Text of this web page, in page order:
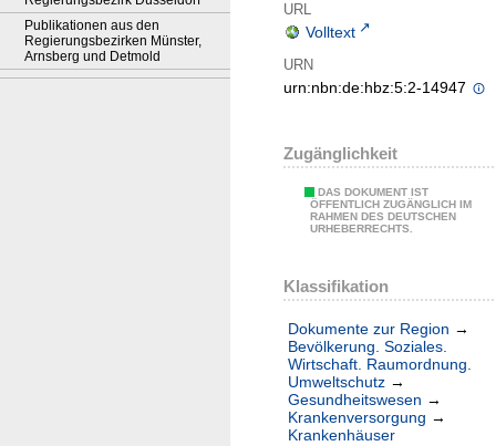
Publikationen aus den
Regierungsbezirken Münster,
Arnsberg und Detmold
URL
Volltext
URN
urn:nbn:de:hbz:5:2-14947
Zugänglichkeit
DAS DOKUMENT IST
ÖFFENTLICH ZUGÄNGLICH IM
RAHMEN DES DEUTSCHEN
URHEBERRECHTS.
Klassifikation
Dokumente zur Region →
Bevölkerung. Soziales.
Wirtschaft. Raumordnung.
Umweltschutz →
Gesundheitswesen →
Krankenversorgung →
Krankenhäuser